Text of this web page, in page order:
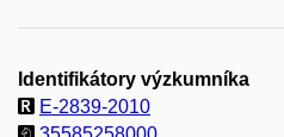
Identifikátory výzkumníka
E-2839-2010